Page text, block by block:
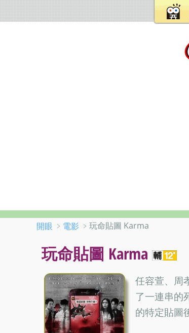
開眼 ﹥ 電影 ﹥玩命貼圖 Karma
玩命貼圖 Karma
任容萱、周
了一連串的
的特定貼圖